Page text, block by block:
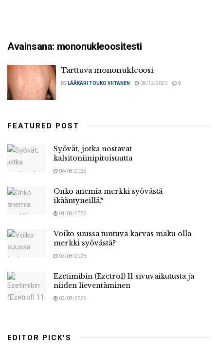
Avainsana: mononukleoositesti
Tarttuva mononukleoosi
BY LÄÄKÄRI TOUKO VIITANEN 08/12/2020 0
FEATURED POST
Syövät, jotka nostavat
kalsitoniinipitoisuutta
06/08/2026
Onko anemia merkki syövästä
ikääntyneillä?
04/08/2026
Voiko suussa tuntuva karvas maku olla
merkki syövästä?
03/08/2026
Ezetimibin (Ezetrol) 11 sivuvaikutusta ja
niiden lieventäminen
02/08/2026
EDITOR PICK'S